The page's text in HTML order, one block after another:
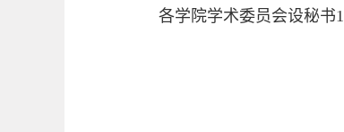
各学院学术委员会设秘书1